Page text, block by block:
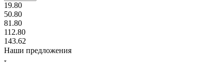
19.80
50.80
81.80
112.80
143.62
Наши предложения